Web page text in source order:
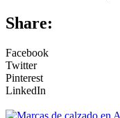
Share:
Facebook
Twitter
Pinterest
LinkedIn